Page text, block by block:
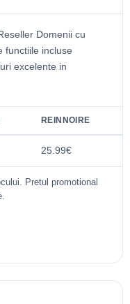
Domenii cu
functiile incluse
excelente in
REINNOIRE
25.99€
Pretul promotional